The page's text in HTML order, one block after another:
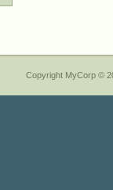
Copyright MyCorp ©